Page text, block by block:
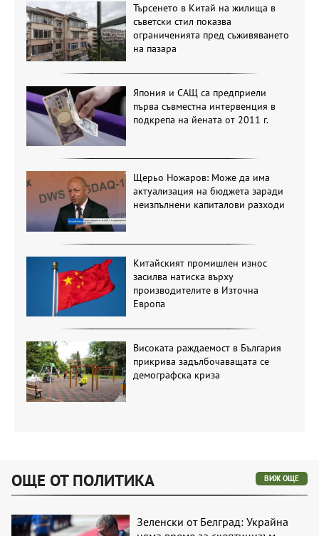
Търсенето в Китай на жилища в
съветски стил показва
ограниченията пред съживяването
на пазара
Япония и САЩ са предприели
първа съвместна интервенция в
подкрепа на йената от 2011 г.
Щерьо Ножаров: Може да има
актуализация на бюджета заради
неизпълнени капиталови разходи
Китайският промишлен износ
засилва натиска върху
производителите в Източна
Европа
Високата раждаемост в България
прикрива задълбочаващата се
демографска криза
ОЩЕ ОТ ПОЛИТИКА ВИЖ ОЩЕ
Зеленски от Белград: Украйна